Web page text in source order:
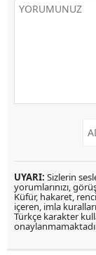
UYARI: Sizlerin
yorumlarınızı,
Küfür, hakaret,
içeren, imla
Türkçe karakter